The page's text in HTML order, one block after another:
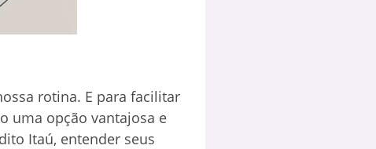
rotina. E para facilitar
uma opção vantajosa e
Itaú, entender seus